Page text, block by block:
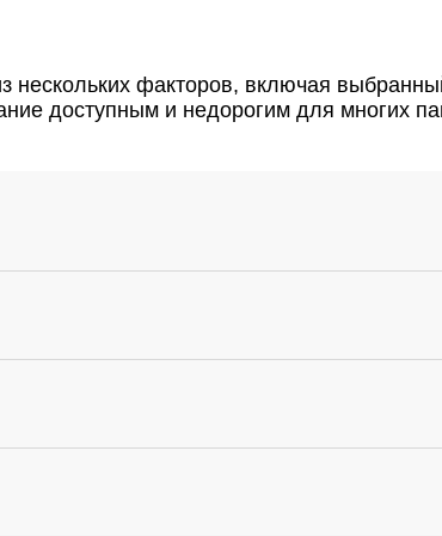
нескольких факторов, включая
доступным и недорогим для многих